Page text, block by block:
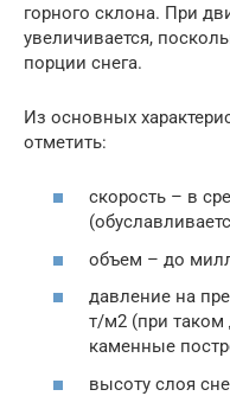
горного склона. При
увеличивается,
порции снега.
Из основных
отметить:
скорость – в
объем – до
давление на
т/м2 (при таком
каменные
высоту слоя